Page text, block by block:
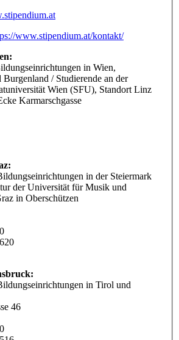
www.stipendium.at/kontakt/
in Wien,
/ Studierende an der
Wien (SFU), Standort Linz
Karmarschgasse
in der Steiermark
der Universität für Musik und
in Oberschützen
in Tirol und
46